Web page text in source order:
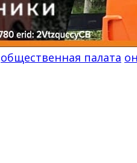
общественная палата